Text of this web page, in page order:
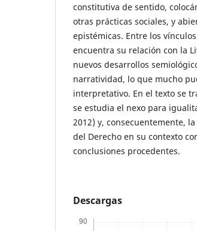
constitutiva de sentido,
otras prácticas sociales, y
epistémicas. Entre los
encuentra su relación con la
nuevos desarrollos
narratividad, lo que mucho
interpretativo. En el texto se
se estudia el nexo para
2012) y, consecuentemente,
del Derecho en su contexto
conclusiones procedentes.
Descargas